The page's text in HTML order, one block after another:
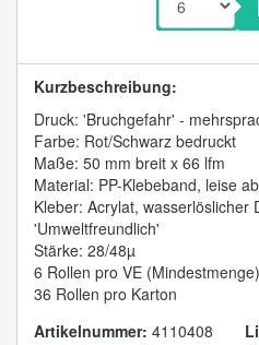
Kurzbeschreibung:
Druck: 'Bruchgefahr' -
Farbe: Rot/Schwarz bedruckt
Maße: 50 mm breit x 66 lfm
Material: PP-Klebeband, leise
Kleber: Acrylat, wasserlöslicher
'Umweltfreundlich'
Stärke: 28/48µ
6 Rollen pro VE (Mindestmenge)
36 Rollen pro Karton
Artikelnummer: 4110408